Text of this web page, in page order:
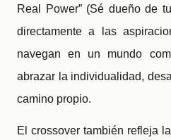
Real Power” (Sé dueño de
directamente a las
navegan en un mundo
abrazar la individualidad,
camino propio.
El crossover también refleja